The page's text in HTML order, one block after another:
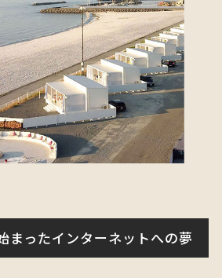
まったインターネットへの夢